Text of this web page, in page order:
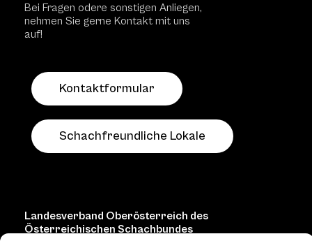
Bei Fragen odere sonstigen Anliegen,
nehmen Sie gerne Kontakt mit uns
auf!
Kontaktformular
Schachfreundliche Lokale
Landesverband Oberösterreich des
Österreichischen Schachbundes